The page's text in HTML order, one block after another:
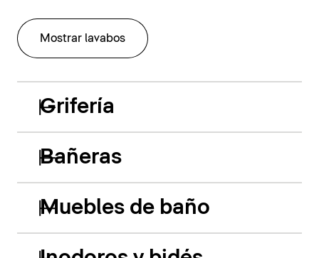
Mostrar lavabos
Grifería
Bañeras
Muebles de baño